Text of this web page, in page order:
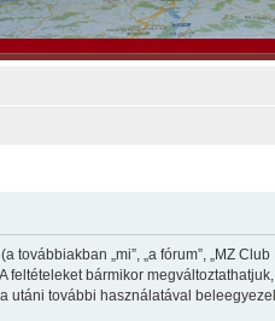
továbbiakban „mi”, „a fórum”, „MZ
feltételeket bármikor
utáni további használatával